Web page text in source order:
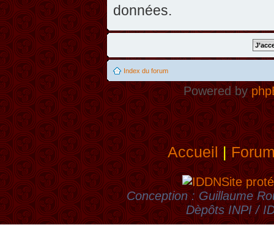
données.
Index du forum
Powered by
Accueil|
Site
Conception : Guillaume
Dèpôts INPI /